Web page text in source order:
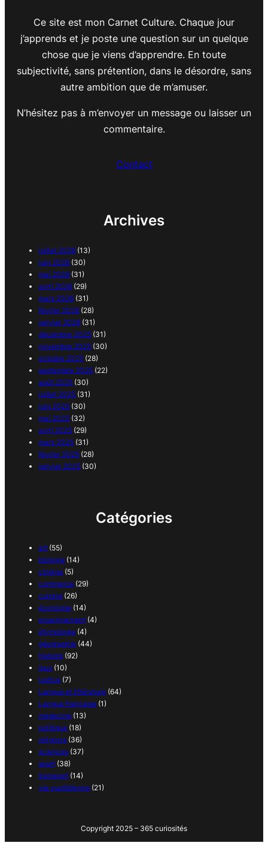
Ce site est mon Carnet Culture. Chaque jour
j’apprends et je poste une question sur un quelque
chose que je viens d’apprendre. En toute
subjectivité, sans prétention, dans le désordre, sans
autre ambition que de m’amuser.
N’hésitez pas à m’envoyer un message ou laisser un
commentaire.
Contact
Archives
juillet 2026 (13)
juin 2026 (30)
mai 2026 (31)
avril 2026 (29)
mars 2026 (31)
février 2026 (28)
janvier 2026 (31)
décembre 2025 (31)
novembre 2025 (30)
octobre 2025 (28)
septembre 2025 (22)
août 2025 (30)
juillet 2025 (31)
juin 2025 (30)
mai 2025 (32)
avril 2025 (29)
mars 2025 (31)
février 2025 (28)
janvier 2025 (30)
Catégories
art (55)
biologie (14)
cinéma (5)
commerce (29)
cuisine (26)
économie (14)
enseignement (4)
étymologie (4)
géographie (44)
histoire (92)
jeux (10)
justice (7)
Langue et littérature (64)
Langue française (1)
médecine (13)
politique (18)
religions (36)
sciences (37)
sport (38)
transport (14)
vie quotidienne (21)
Copyright 2025 – 365 curiosités